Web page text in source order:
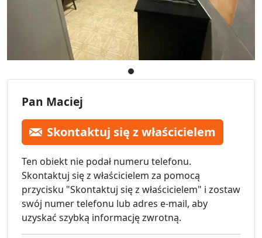
Pan Maciej
Skontaktuj się z właścicielem
Ten obiekt nie podał numeru telefonu.
Skontaktuj się z właścicielem za pomocą
przycisku "Skontaktuj się z właścicielem" i zostaw
swój numer telefonu lub adres e-mail, aby
uzyskać szybką informację zwrotną.